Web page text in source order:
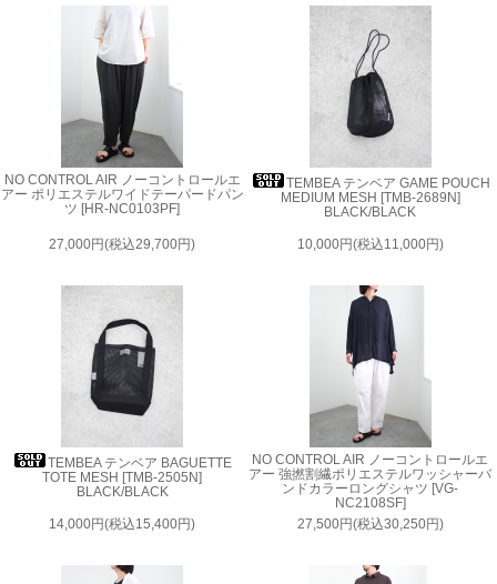
NO CONTROL AIR ノーコントロールエ
アー ポリエステルワイドテーパードパン
ツ [HR-NC0103PF]
27,000円(税込29,700円)
TEMBEA テンベア GAME POUCH
MEDIUM MESH [TMB-2689N]
BLACK/BLACK
10,000円(税込11,000円)
TEMBEA テンベア BAGUETTE
TOTE MESH [TMB-2505N]
BLACK/BLACK
14,000円(税込15,400円)
NO CONTROL AIR ノーコントロールエ
アー 強撚割繊ポリエステルワッシャーバ
ンドカラーロングシャツ [VG-
NC2108SF]
27,500円(税込30,250円)